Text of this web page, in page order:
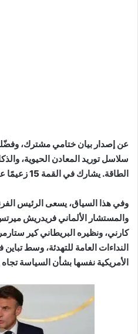
عن إصدار بيان ختامي مشترك،
سلاسل توريد المعادن الحيوية،
الطاقة. يشارك في القمة 15 زعيمًا عالميًا.
وفي هذا السياق، يسعى الرئيس
والمستشار الألماني فريدريش
كارني، ونظيره البريطاني كير
النداءات العامة للتهدئة، وسط
الأمريكية نفسها بشأن السياسة تجاه